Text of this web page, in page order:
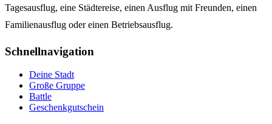
Tagesausflug, eine Städtereise, einen Ausflug mit Freunden, einen
Familienausflug oder einen Betriebsausflug.
Schnellnavigation
Deine Stadt
Große Gruppe
Battle
Geschenkgutschein